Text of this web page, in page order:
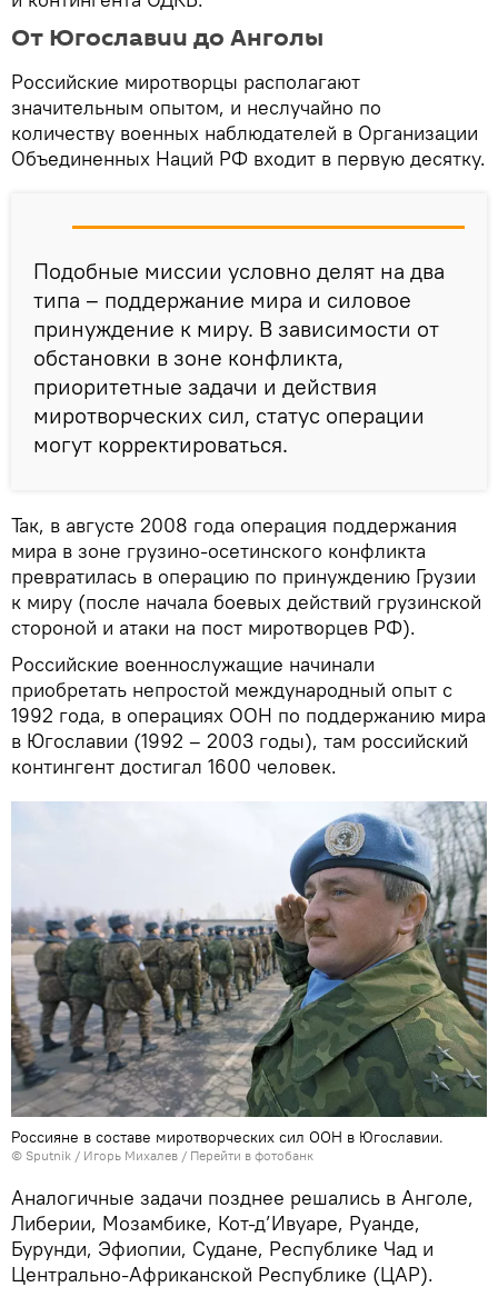
От Югославии до Анголы
Российские миротворцы располагают
значительным опытом, и неслучайно по
количеству военных наблюдателей в Организации
Объединенных Наций РФ входит в первую десятку.
Подобные миссии условно делят на два
типа – поддержание мира и силовое
принуждение к миру. В зависимости от
обстановки в зоне конфликта,
приоритетные задачи и действия
миротворческих сил, статус операции
могут корректироваться.
Так, в августе 2008 года операция поддержания
мира в зоне грузино-осетинского конфликта
превратилась в операцию по принуждению Грузии
к миру (после начала боевых действий грузинской
стороной и атаки на пост миротворцев РФ).
Российские военнослужащие начинали
приобретать непростой международный опыт с
1992 года, в операциях ООН по поддержанию мира
в Югославии (1992 – 2003 годы), там российский
контингент достигал 1600 человек.
Россияне в составе миротворческих сил ООН в Югославии.
© Sputnik / Игорь Михалев / Перейти в фотобанк
Аналогичные задачи позднее решались в Анголе,
Либерии, Мозамбике, Кот-д’Ивуаре, Руанде,
Бурунди, Эфиопии, Судане, Республике Чад и
Центрально-Африканской Республике (ЦАР).